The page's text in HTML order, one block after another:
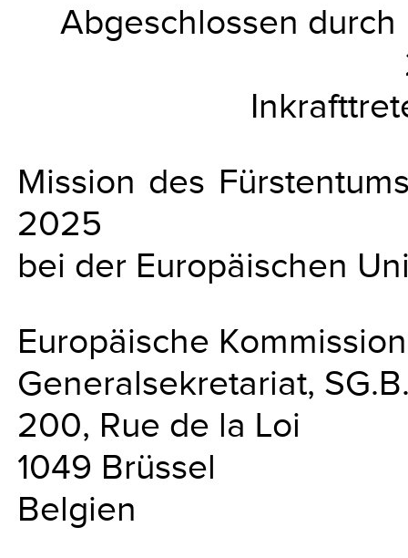
Abgeschlossen
Mission des
2025
bei der Europäischen
Europäische Kommission
Generalsekretariat,
200, Rue de la Loi
1049 Brüssel
Belgien